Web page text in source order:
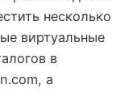
несколько
виртуальные
в
а